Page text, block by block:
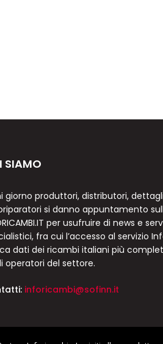
SIAMO
giorno produttori, distributori,
si danno appuntamento
per usufruire di news e
fra cui l’accesso al servizio
dati dei ricambi italiani più
operatori del settore.
inforicambi@sofinn.it